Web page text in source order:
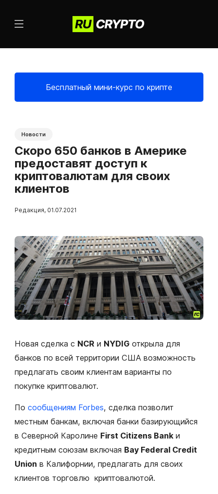
Бесплатный мини-курс по крипте
Новости
Скоро 650 банков в Америке
предоставят доступ к
криптовалютам для своих
клиентов
Редакция, 01.07.2021
Новая сделка с NCR и NYDIG открыла для
банков по всей территории США возможность
предлагать своим клиентам варианты по
покупке криптовалют.
По сообщениям Forbes, сделка позволит
местным банкам, включая банки базирующийся
в Северной Каролине First Citizens Bankи
кредитным союзам включая Bay Federal Credit
Union в Калифорнии, предлагать для своих
клиентов торговлю криптовалютой.